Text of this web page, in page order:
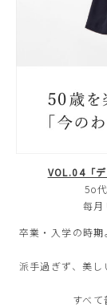
VOL.04「
5o
每月
卒業・入学の時
派手過ぎず、美
すべて